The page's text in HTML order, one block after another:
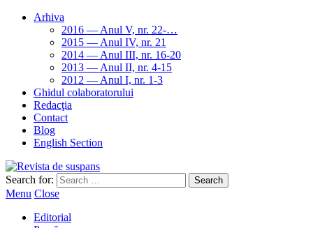
Arhiva
2016 — Anul V, nr. 22-…
2015 — Anul IV, nr. 21
2014 — Anul III, nr. 16-20
2013 — Anul II, nr. 4-15
2012 — Anul I, nr. 1-3
Ghidul colaboratorului
Redacţia
Contact
Blog
English Section
Search for:
Menu Close
Editorial